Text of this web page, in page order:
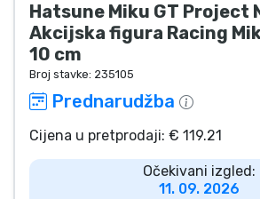
Hatsune Miku GT Project
Akcijska figura Racing
10 cm
Broj stavke: 235105
Prednarudžba
Cijena u pretprodaji: € 119.21
Očekivani izgled:
11. 09. 2026
Sportski proizvodi
Glazbeni proizvodi
Vrste proizvoda